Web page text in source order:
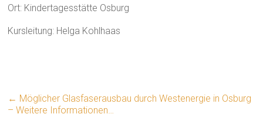
Ort: Kindertagesstätte Osburg
Kursleitung: Helga Kohlhaas
← Möglicher Glasfaserausbau durch Westenergie in Osburg
– Weitere Informationen…